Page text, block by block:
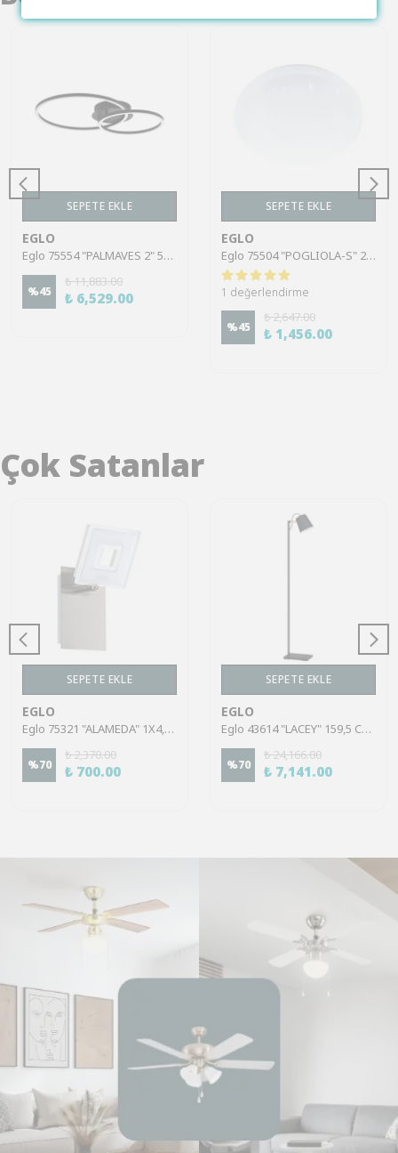
SEPETE EKLE
EGLO
Eglo 75554 "PALMAVES 2" 56 Cm Uzunluğunda Alüminyum, Çelik Siyah Tavan Armatürü
%45
₺ 11,883.00
₺ 6,529.00
SEPETE EKLE
EGLO
Eglo 75504 "POGLIOLA-S" 26 Cm Çapında Çelik Beyaz Duvar Tavan Armatürü
1 değerlendirme
%45
₺ 2,647.00
₺ 1,456.00
Çok Satanlar
SEPETE EKLE
EGLO
Eglo 75321 "ALAMEDA" 1X4,5W Çelik Nikel Mat Sıva Üstü Spot
%70
₺ 2,370.00
₺ 700.00
SEPETE EKLE
EGLO
Eglo 43614 "LACEY" 159,5 Cm Yüksekliğinde Çelik, Ahşap Köşe Lambası Lambader
%70
₺ 24,166.00
₺ 7,141.00